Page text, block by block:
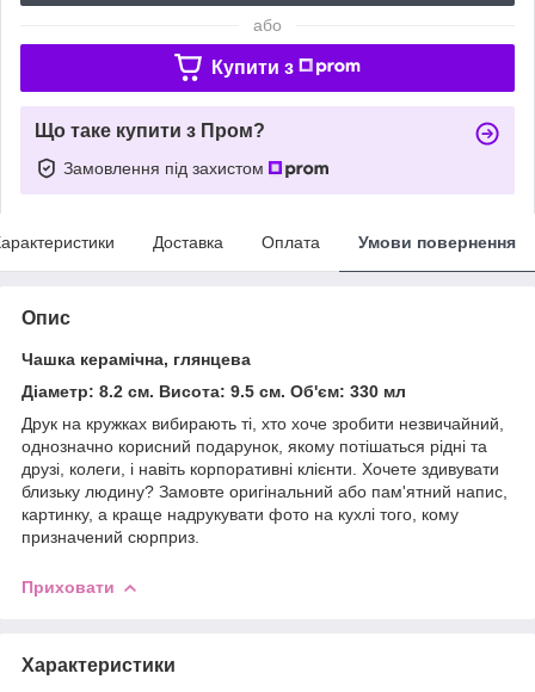
або
Купити з
Що таке купити з Пром?
Замовлення під захистом
Доставка Оплата Умови повернення
Опис
Чашка керамічна, глянцева
Діаметр: 8.2 см. Висота: 9.5 см. Об'єм: 330 мл
Друк на кружках вибирають ті, хто хоче зробити незвичайний,
однозначно корисний подарунок, якому потішаться рідні та
друзі, колеги, і навіть корпоративні клієнти. Хочете здивувати
близьку людину? Замовте оригінальний або пам'ятний напис,
картинку, а краще надрукувати фото на кухлі того, кому
призначений сюрприз.
Приховати
Характеристики